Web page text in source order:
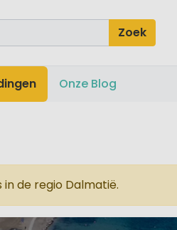
Zoek
Onze Blog
de regio Dalmatië.